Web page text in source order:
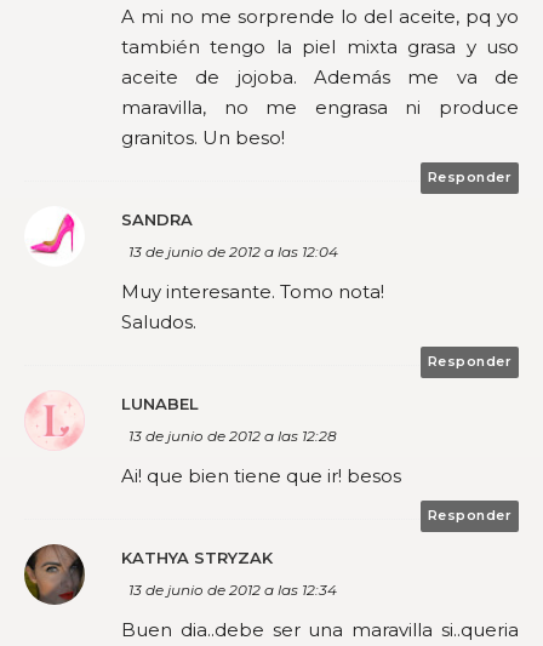
A mi no me sorprende lo del aceite, pq yo
también tengo la piel mixta grasa y uso
aceite de jojoba. Además me va de
maravilla, no me engrasa ni produce
granitos. Un beso!
Responder
SANDRA
13 de junio de 2012 a las 12:04
Muy interesante. Tomo nota!
Saludos.
Responder
LUNABEL
13 de junio de 2012 a las 12:28
Ai! que bien tiene que ir! besos
Responder
KATHYA STRYZAK
13 de junio de 2012 a las 12:34
Buen dia..debe ser una maravilla si..queria